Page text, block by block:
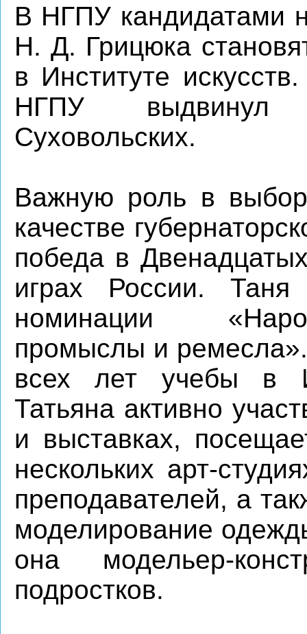
В НГПУ кандидатами
Н. Д. Грицюка
в Институте
НГПУ выдвинул
Суховольских.
Важную роль в
качестве
победа в
играх России.
номинации
промыслы и
всех лет учебы в
Татьяна активно
и выставках,
нескольких арт-
преподавателей, а
моделирование
она модельер-
подростков.